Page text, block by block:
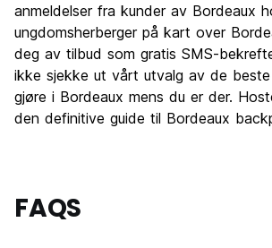
Feste
Verdi for pengene
anmeldelser fra kunder av Bordeaux
ungdomsherberger på kart over
deg av tilbud som gratis SMS-
ikke sjekke ut vårt utvalg av de
gjøre i Bordeaux mens du er der.
den definitive guide til Bordeaux
FAQS